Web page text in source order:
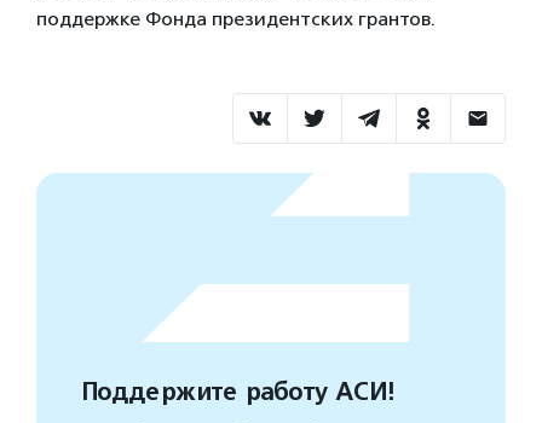
поддержке Фонда президентских грантов.
Поддержите работу АСИ!